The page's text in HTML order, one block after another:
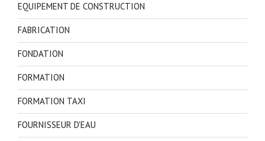
EQUIPEMENT DE CONSTRUCTION
FABRICATION
FONDATION
FORMATION
FORMATION TAXI
FOURNISSEUR D'EAU